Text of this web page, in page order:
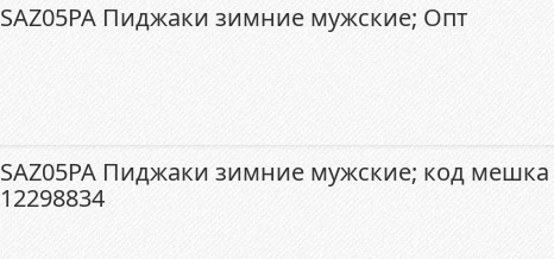
SAZ05PA Пиджаки зимние мужские; Опт
SAZ05PA Пиджаки зимние мужские; код мешка
12298834